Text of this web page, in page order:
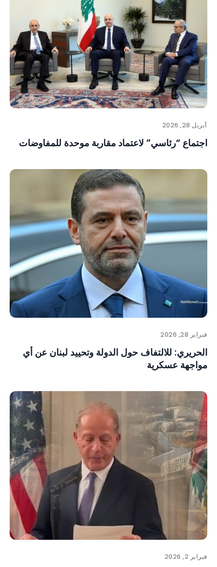
أبريل 28, 2026
اجتماع “رئاسي” لاعتماد مقاربة موحدة للمفاوضات
فبراير 28, 2026
الحريري: للالتفاف حول الدولة وتحييد لبنان عن أي
مواجهة عسكرية
فبراير 2, 2026